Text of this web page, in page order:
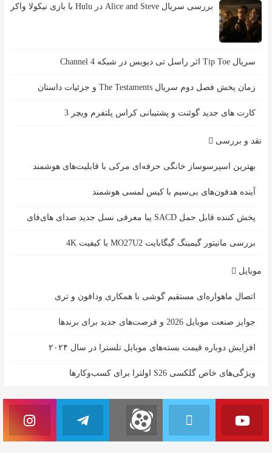
بررسی سریال Alice and Steve در Hulu با بازی نیکولا واکر
سریال Tip Toe اثر راسل تی دیویس در شبکه Channel 4
زمان پخش فصل دوم سریال The Testaments و جزئیات داستان
کارت های جدید گوئنت و پشتیبانی کراس پلتفرم ویچر 3
نقد و بررسی
بهترین اسپرسوساز خانگی حرفه‌ای مرکی با قابلیت‌های هوشمند
آینده هدفون‌های بی‌سیم با کیس لمسی هوشمند
پخش کننده قابل حمل SACD یبا معرفی نسل جدید صدای های‌فای
بررسی مانیتور گیمینگ گیگابایت MO27U2 با کیفیت 4K
موبایل
اتصال ماهواره‌ای مستقیم گوشی‌ با همکاری ودافون و تری
جوایز صنعت موبایل 2026 و فرصت‌های جدید برای برندها
افزایش دوباره قیمت بسته‌های موبایل تلسترا در سال ۲۰۲۴
ویژگی‌های خاص گلکسی S26 اولترا برای کسب‌وکارها